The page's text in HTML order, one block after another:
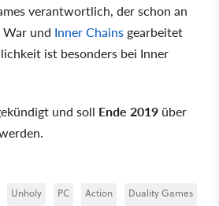
verantwortlich, der schon an
und Inner Chains gearbeitet
ist besonders bei Inner
und soll Ende 2019 über
Unholy PC Action
Duality Games